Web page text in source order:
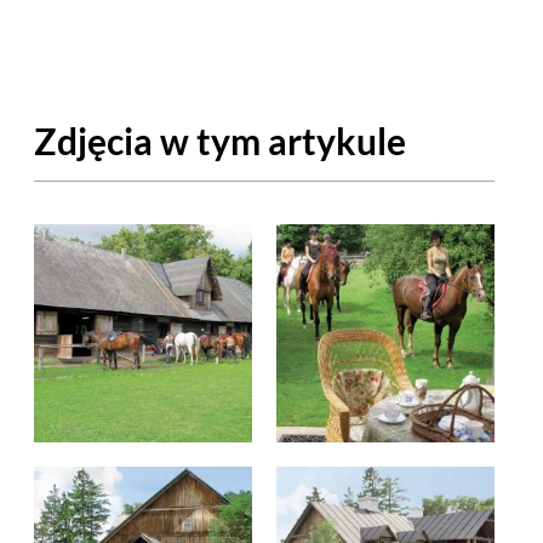
Zdjęcia w tym artykule
APTECZKA
DOMOWE
RZEMIOSŁO
ZUPY
INNE